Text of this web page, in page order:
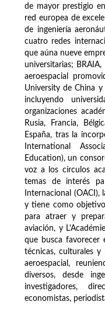
de mayor prestigio
red europea de
de ingeniería
cuatro redes
que aúna nueve
universitarias;
aeroespacial
University de China
incluyendo
organizaciones
Rusia, Francia,
España, tras la
International
Education), un
voz a los círculos
temas de interés
Internacional (OACI),
y tiene como
para atraer y
aviación, y
que busca favorecer
técnicas, culturales
aeroespacial,
diversos, desde
investigadores,
economistas,